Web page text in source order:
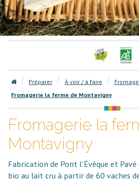
Préparer À voir / à faire
Fromagerie la ferme de Montavigny
Fromagerie la
Montavigny
Fabrication de Pont l'Évêque et Pavé
bio au lait cru à partir de 60 vaches